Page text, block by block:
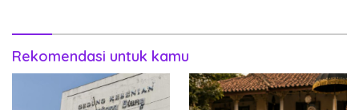
Rekomendasi untuk kamu